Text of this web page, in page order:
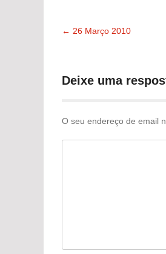
pelas
publicações
← 26 Março 2010
Deixe uma
O seu endereço de email